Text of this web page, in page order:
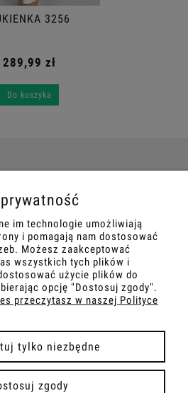
3256
289,99 zł
Do koszyka
im technologie umożliwiają
i pomagają nam dostosować
Możesz zaakceptować
wszystkich tych plików i
użycie plików do
opcję "Dostosuj zgody".
przeczytasz w naszej Polityce
tylko niezbędne
zgody